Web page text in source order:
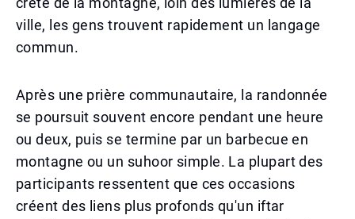
ville, les gens trouvent rapidement un langage
commun.
Après une prière communautaire, la randonnée
se poursuit souvent encore pendant une heure
ou deux, puis se termine par un barbecue en
montagne ou un suhoor simple. La plupart des
participants ressentent que ces occasions
créent des liens plus profonds qu'un iftar